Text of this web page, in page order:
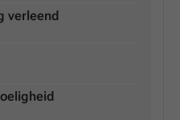
verleend